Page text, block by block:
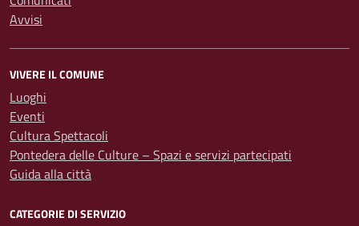
Avvisi
VIVERE IL COMUNE
Luoghi
Eventi
Cultura Spettacoli
Pontedera delle Culture – Spazi e servizi partecipati
Guida alla città
CATEGORIE DI SERVIZIO